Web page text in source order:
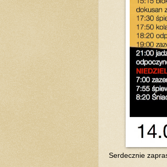
Serdecznie